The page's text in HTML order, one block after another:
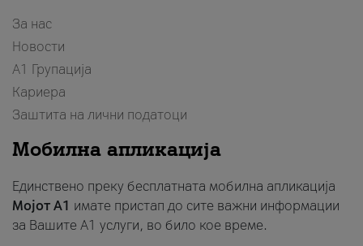
За нас
Новости
А1 Групација
Кариера
Заштита на лични податоци
Мобилна апликација
Единствено преку бесплатната мобилна апликација
Мојот A1 имате пристап до сите важни информации
за Вашите A1 услуги, во било кое време.